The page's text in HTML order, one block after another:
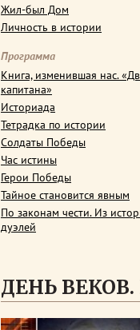
Жил-был Дом
Личность в истории
Программа
Книга, изменившая нас.
капитана»
Историада
Тетрадка по истории
Солдаты Победы
Час истины
Герои Победы
Тайное становится явным
По законам чести. Из
дуэлей
ДЕНЬ ВЕКОВ.